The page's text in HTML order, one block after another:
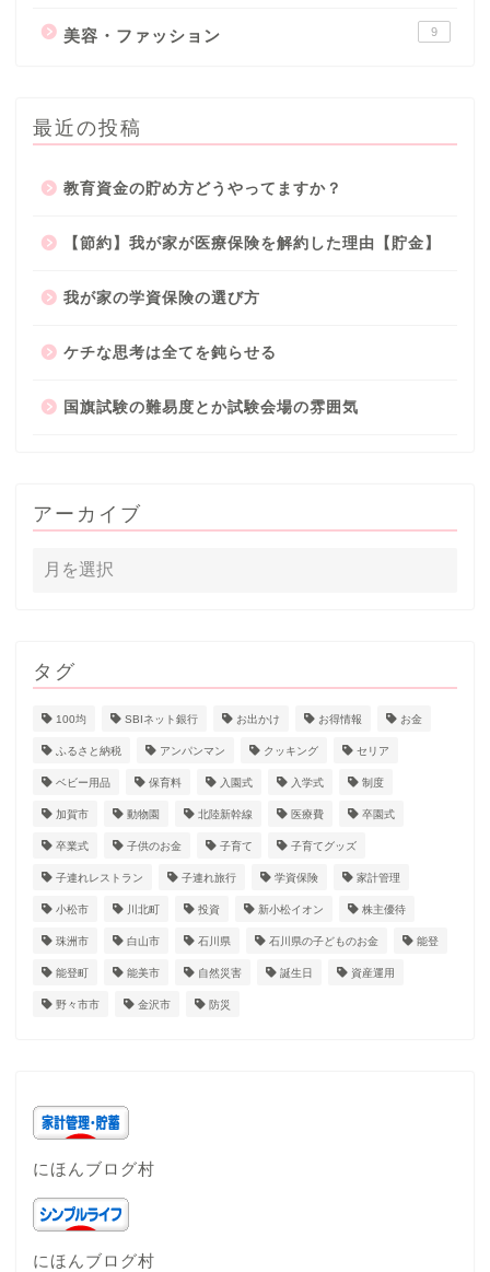
美容・ファッション 9
最近の投稿
教育資金の貯め方どうやってますか？
【節約】我が家が医療保険を解約した理由【貯金】
我が家の学資保険の選び方
ケチな思考は全てを鈍らせる
国旗試験の難易度とか試験会場の雰囲気
アーカイブ
タグ
100均 SBIネット銀行 お出かけ お得情報 お金
ふるさと納税 アンパンマン クッキング セリア
ベビー用品 保育料 入園式 入学式 制度
加賀市 動物園 北陸新幹線 医療費 卒園式
卒業式 子供のお金 子育て 子育てグッズ
子連れレストラン 子連れ旅行 学資保険 家計管理
小松市 川北町 投資 新小松イオン 株主優待
珠洲市 白山市 石川県 石川県の子どものお金 能登
能登町 能美市 自然災害 誕生日 資産運用
野々市市 金沢市 防災
にほんブログ村
にほんブログ村